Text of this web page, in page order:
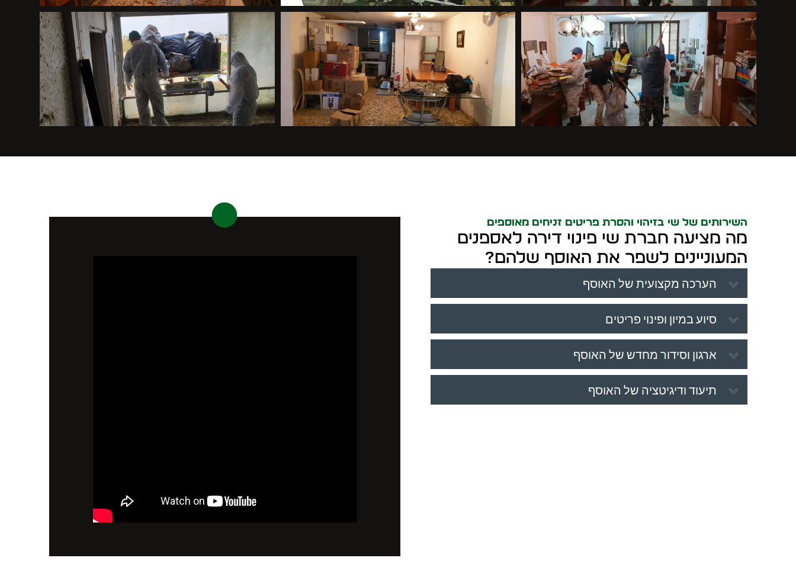
השירותים של שי בזיהוי והסרת פריטים זניחים מאוספים
מה מציעה חברת שי פינוי דירה לאספנים
המעוניינים לשפר את האוסף שלהם?
הערכה מקצועית של האוסף
סיוע במיון ופינוי פריטים
ארגון וסידור מחדש של האוסף
תיעוד ודיגיטציה של האוסף